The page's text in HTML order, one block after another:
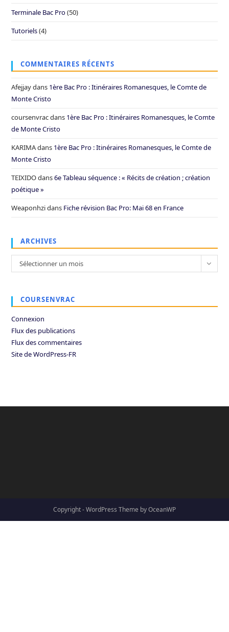
Terminale Bac Pro(50)
Tutoriels(4)
COMMENTAIRES RÉCENTS
Afejjaydans 1ère Bac Pro : Itinéraires Romanesques, le Comte de
Monte Cristo
coursenvracdans 1ère Bac Pro : Itinéraires Romanesques, le Comte
de Monte Cristo
KARIMAdans 1ère Bac Pro : Itinéraires Romanesques, le Comte de
Monte Cristo
TEIXIDOdans6e Tableau séquence : « Récits de création ; création
poétique »
Weaponhzidans Fiche révision Bac Pro: Mai 68 en France
ARCHIVES
Archives
Sélectionner un mois
COURSENVRAC
Connexion
Flux des publications
Flux des commentaires
Site de WordPress-FR
Copyright - WordPress Theme by OceanWP